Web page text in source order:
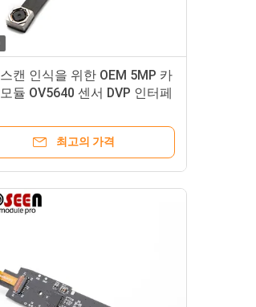
캔 인식을 위한 OEM 5MP 카
듈 OV5640 센서 DVP 인터페
최고의 가격